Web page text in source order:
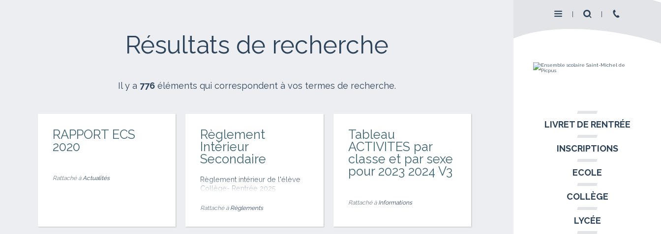
LIVRET DE RENTRÉE
INSCRIPTIONS
ECOLE
COLLÈGE
LYCÉE
Résultats de recherche
Il y a 776éléments qui correspondent à vos termes de recherche.
RAPPORT ECS
2020
Rattaché à Actualités
Règlement
Intérieur
Secondaire
Règlement intérieur de l'élève
Collège- Rentrée 2025
Rattaché à Règlements
Tableau
ACTIVITES par
classe et par sexe
pour 2023 2024 V3
Rattaché à Informations